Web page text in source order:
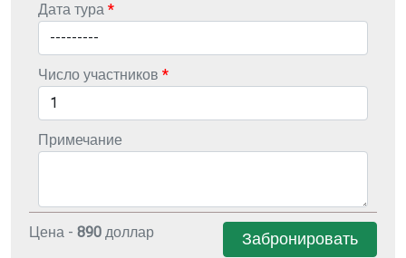
Дата тура
Число участников
Примечание
Цена - 890 доллар Забронировать